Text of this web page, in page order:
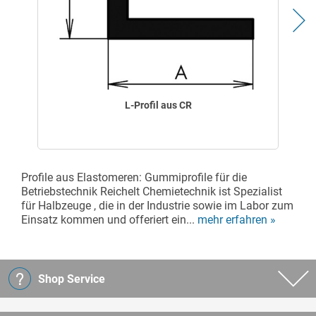
L-Profil aus CR
Profile aus Elastomeren: Gummiprofile für die
Betriebstechnik Reichelt Chemietechnik ist Spezialist
für Halbzeuge , die in der Industrie sowie im Labor zum
Einsatz kommen und offeriert ein... mehr erfahren »
Shop Service